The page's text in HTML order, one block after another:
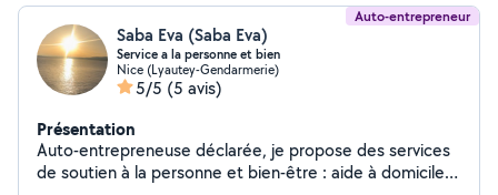
Auto-entrepreneur
Saba Eva (Saba Eva)
Service a la personne et bien
Nice (Lyautey-Gendarmerie)
5/5 (5 avis)
Présentation
Auto-entrepreneuse déclarée, je propose des services
de soutien à la personne et bien-être : aide à domicile,